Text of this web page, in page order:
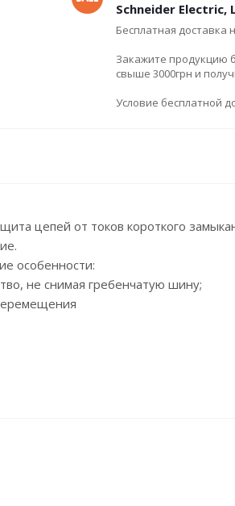
Schneider Electric,
Бесплатная
Закажите продукцию
свыше 3000грн и
Условие бесплатной
цепей от токов короткого
особенности:
не снимая гребенчатую шину;